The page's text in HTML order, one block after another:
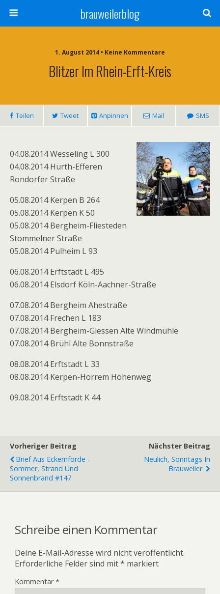
brauweilerblog
1. August 2014 • Keine Kommentare
Blitzer Im Rhein-Erft-Kreis
Teilen Tweet Anpinnen Mail SMS
04.08.2014 Wesseling L 300
04.08.2014 Hürth-Efferen
Rondorfer Straße
05.08.2014 Kerpen B 264
05.08.2014 Kerpen K 50
05.08.2014 Bergheim-Fliesteden
Stommelner Straße
05.08.2014 Pulheim L 93
06.08.2014 Erftstadt L 495
06.08.2014 Elsdorf Köln-Aachner-Straße
07.08.2014 Bergheim Ahestraße
07.08.2014 Frechen L 183
07.08.2014 Bergheim-Glessen Alte Windmühle
07.08.2014 Brühl Alte Bonnstraße
08.08.2014 Erftstadt L 33
08.08.2014 Kerpen-Horrem Höhenweg
09.08.2014 Erftstadt K 44
Vorheriger Beitrag
Brief Aus Eckernförde -
Sommer, Strand Und
Sonnenbrand #147
Nächster Beitrag
Neulich, Sonntags In
Brauweiler
Schreibe einen Kommentar
Deine E-Mail-Adresse wird nicht veröffentlicht.
Erforderliche Felder sind mit* markiert
Kommentar*